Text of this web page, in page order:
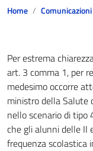
Home Comunicazioni
Per estrema
art. 3 comma 1, per
medesimo occorre
ministro della Salute
nello scenario di tipo
che gli alunni delle II
frequenza scolastica